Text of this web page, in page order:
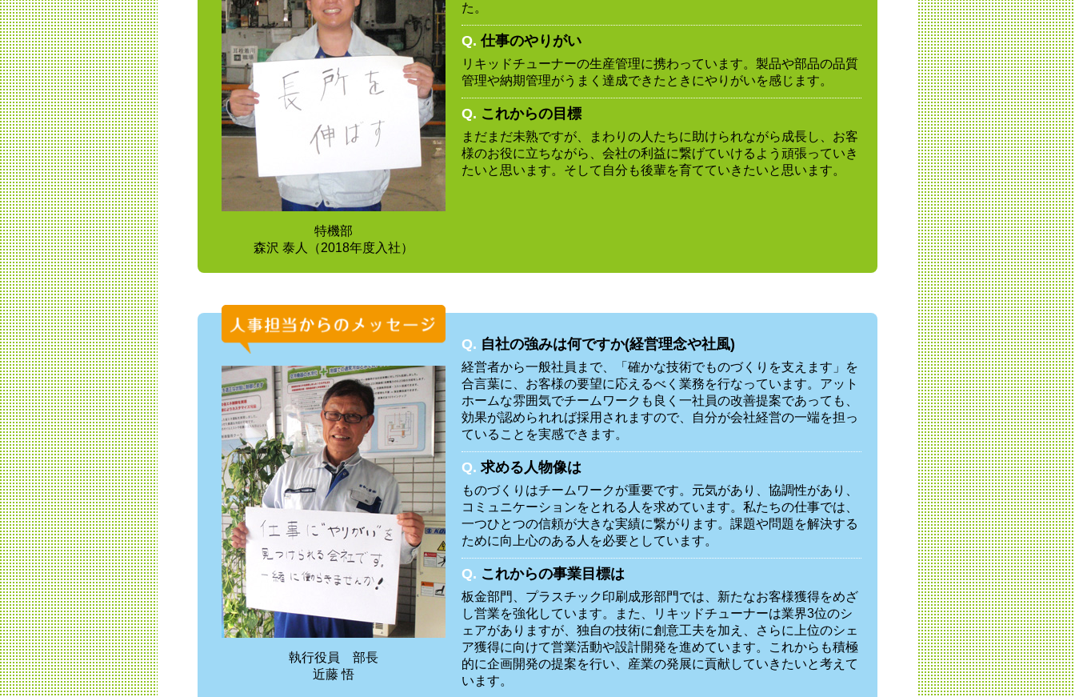
特機部
森沢 泰人（2018年度入社）
た。
Q. 仕事のやりがい
リキッドチューナーの生産管理に携わっています。製品や部品の品質
管理や納期管理がうまく達成できたときにやりがいを感じます。
Q. これからの目標
まだまだ未熟ですが、まわりの人たちに助けられながら成長し、お客
様のお役に立ちながら、会社の利益に繋げていけるよう頑張っていき
たいと思います。そして自分も後輩を育てていきたいと思います。
執行役員 部長
近藤 悟
Q. 自社の強みは何ですか(経営理念や社風)
経営者から一般社員まで、「確かな技術でものづくりを支えます」を
合言葉に、お客様の要望に応えるべく業務を行なっています。アット
ホームな雰囲気でチームワークも良く一社員の改善提案であっても、
効果が認められれば採用されますので、自分が会社経営の一端を担っ
ていることを実感できます。
Q. 求める人物像は
ものづくりはチームワークが重要です。元気があり、協調性があり、
コミュニケーションをとれる人を求めています。私たちの仕事では、
一つひとつの信頼が大きな実績に繋がります。課題や問題を解決する
ために向上心のある人を必要としています。
Q. これからの事業目標は
板金部門、プラスチック印刷成形部門では、新たなお客様獲得をめざ
し営業を強化しています。また、リキッドチューナーは業界3位のシ
ェアがありますが、独自の技術に創意工夫を加え、さらに上位のシェ
ア獲得に向けて営業活動や設計開発を進めています。これからも積極
的に企画開発の提案を行い、産業の発展に貢献していきたいと考えて
います。